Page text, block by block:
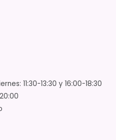
11:30-13:30 y 16:00-18:30